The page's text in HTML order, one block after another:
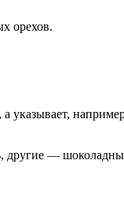
орехов.
указывает,
другие —